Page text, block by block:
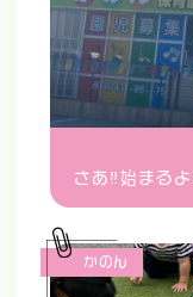
さあ‼️始まる
かのん